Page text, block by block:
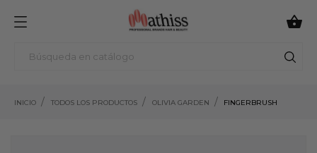

INICIO TODOS LOS PRODUCTOS OLIVIA GARDEN FINGERBRUSH